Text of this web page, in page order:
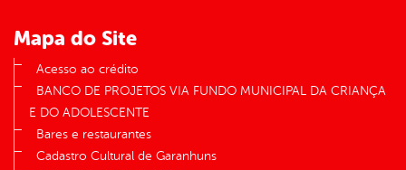
Mapa do Site
Acesso ao crédito
BANCO DE PROJETOS VIA FUNDO MUNICIPAL DA CRIANÇA
E DO ADOLESCENTE
Bares e restaurantes
Cadastro Cultural de Garanhuns